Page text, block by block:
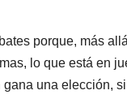
porque, más
lo que está en
una elección,